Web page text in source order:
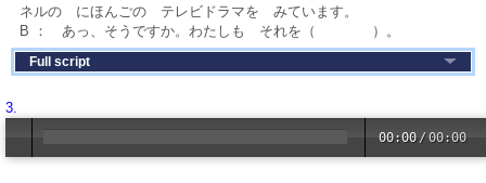
ネルの にほんごの テレビドラマを みています。
B ： あっ、そうですか。わたしも それを（ ）。
Full script
3.
00:00 /00:00